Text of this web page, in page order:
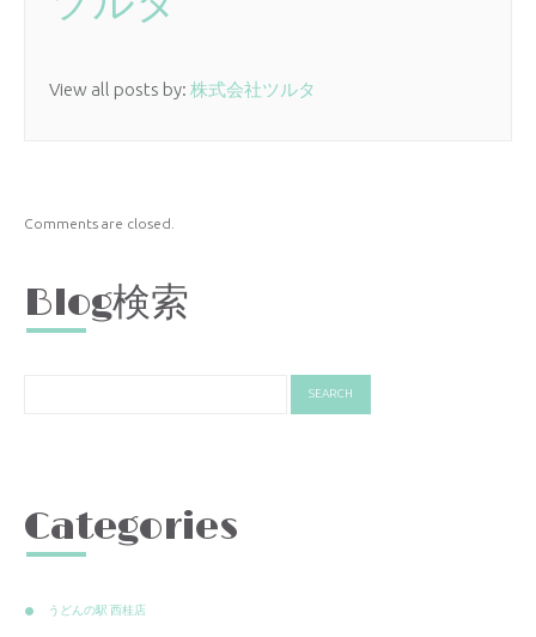
View all posts by: 株式会社ツルタ
Comments are closed.
Blog検索
Categories
うどんの駅 西桂店